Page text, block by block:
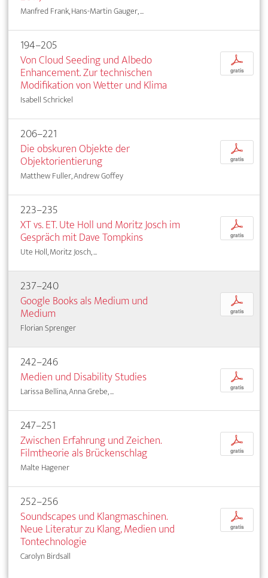
Manfred Frank, Hans-Martin Gauger, ...
194–205
Von Cloud Seeding und Albedo
Enhancement. Zur technischen
Modifikation von Wetter und Klima
Isabell Schrickel
p
gratis
206–221
Die obskuren Objekte der
Objektorientierung
Matthew Fuller, Andrew Goffey
p
gratis
223–235
XT vs. ET. Ute Holl und Moritz Josch im
Gespräch mit Dave Tompkins
Ute Holl, Moritz Josch, ...
p
gratis
237–240
Google Books als Medium und
Medium
Florian Sprenger
p
gratis
242–246
Medien und Disability Studies
Larissa Bellina, Anna Grebe, ...
p
gratis
247–251
Zwischen Erfahrung und Zeichen.
Filmtheorie als Brückenschlag
Malte Hagener
p
gratis
252–256
Soundscapes und Klangmaschinen.
Neue Literatur zu Klang, Medien und
Tontechnologie
Carolyn Birdsall
p
gratis